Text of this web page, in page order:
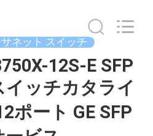
ネット スイッチ
12S-E SFP
イッチカタライ
ポート GE SFP